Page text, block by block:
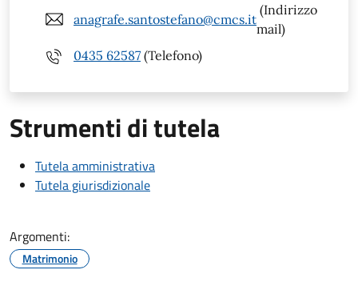
anagrafe.santostefano@cmcs.it
(Indirizzo
mail)
0435 62587 (Telefono)
Strumenti di tutela
Tutela amministrativa
Tutela giurisdizionale
Argomenti:
Matrimonio